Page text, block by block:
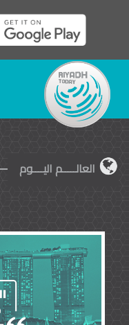
العالـــــم اليــــوم